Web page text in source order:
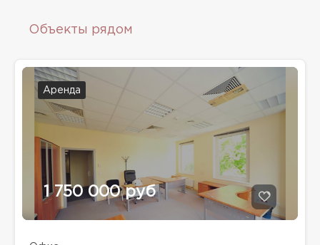
Объекты рядом
Аренда
1 750 000 руб